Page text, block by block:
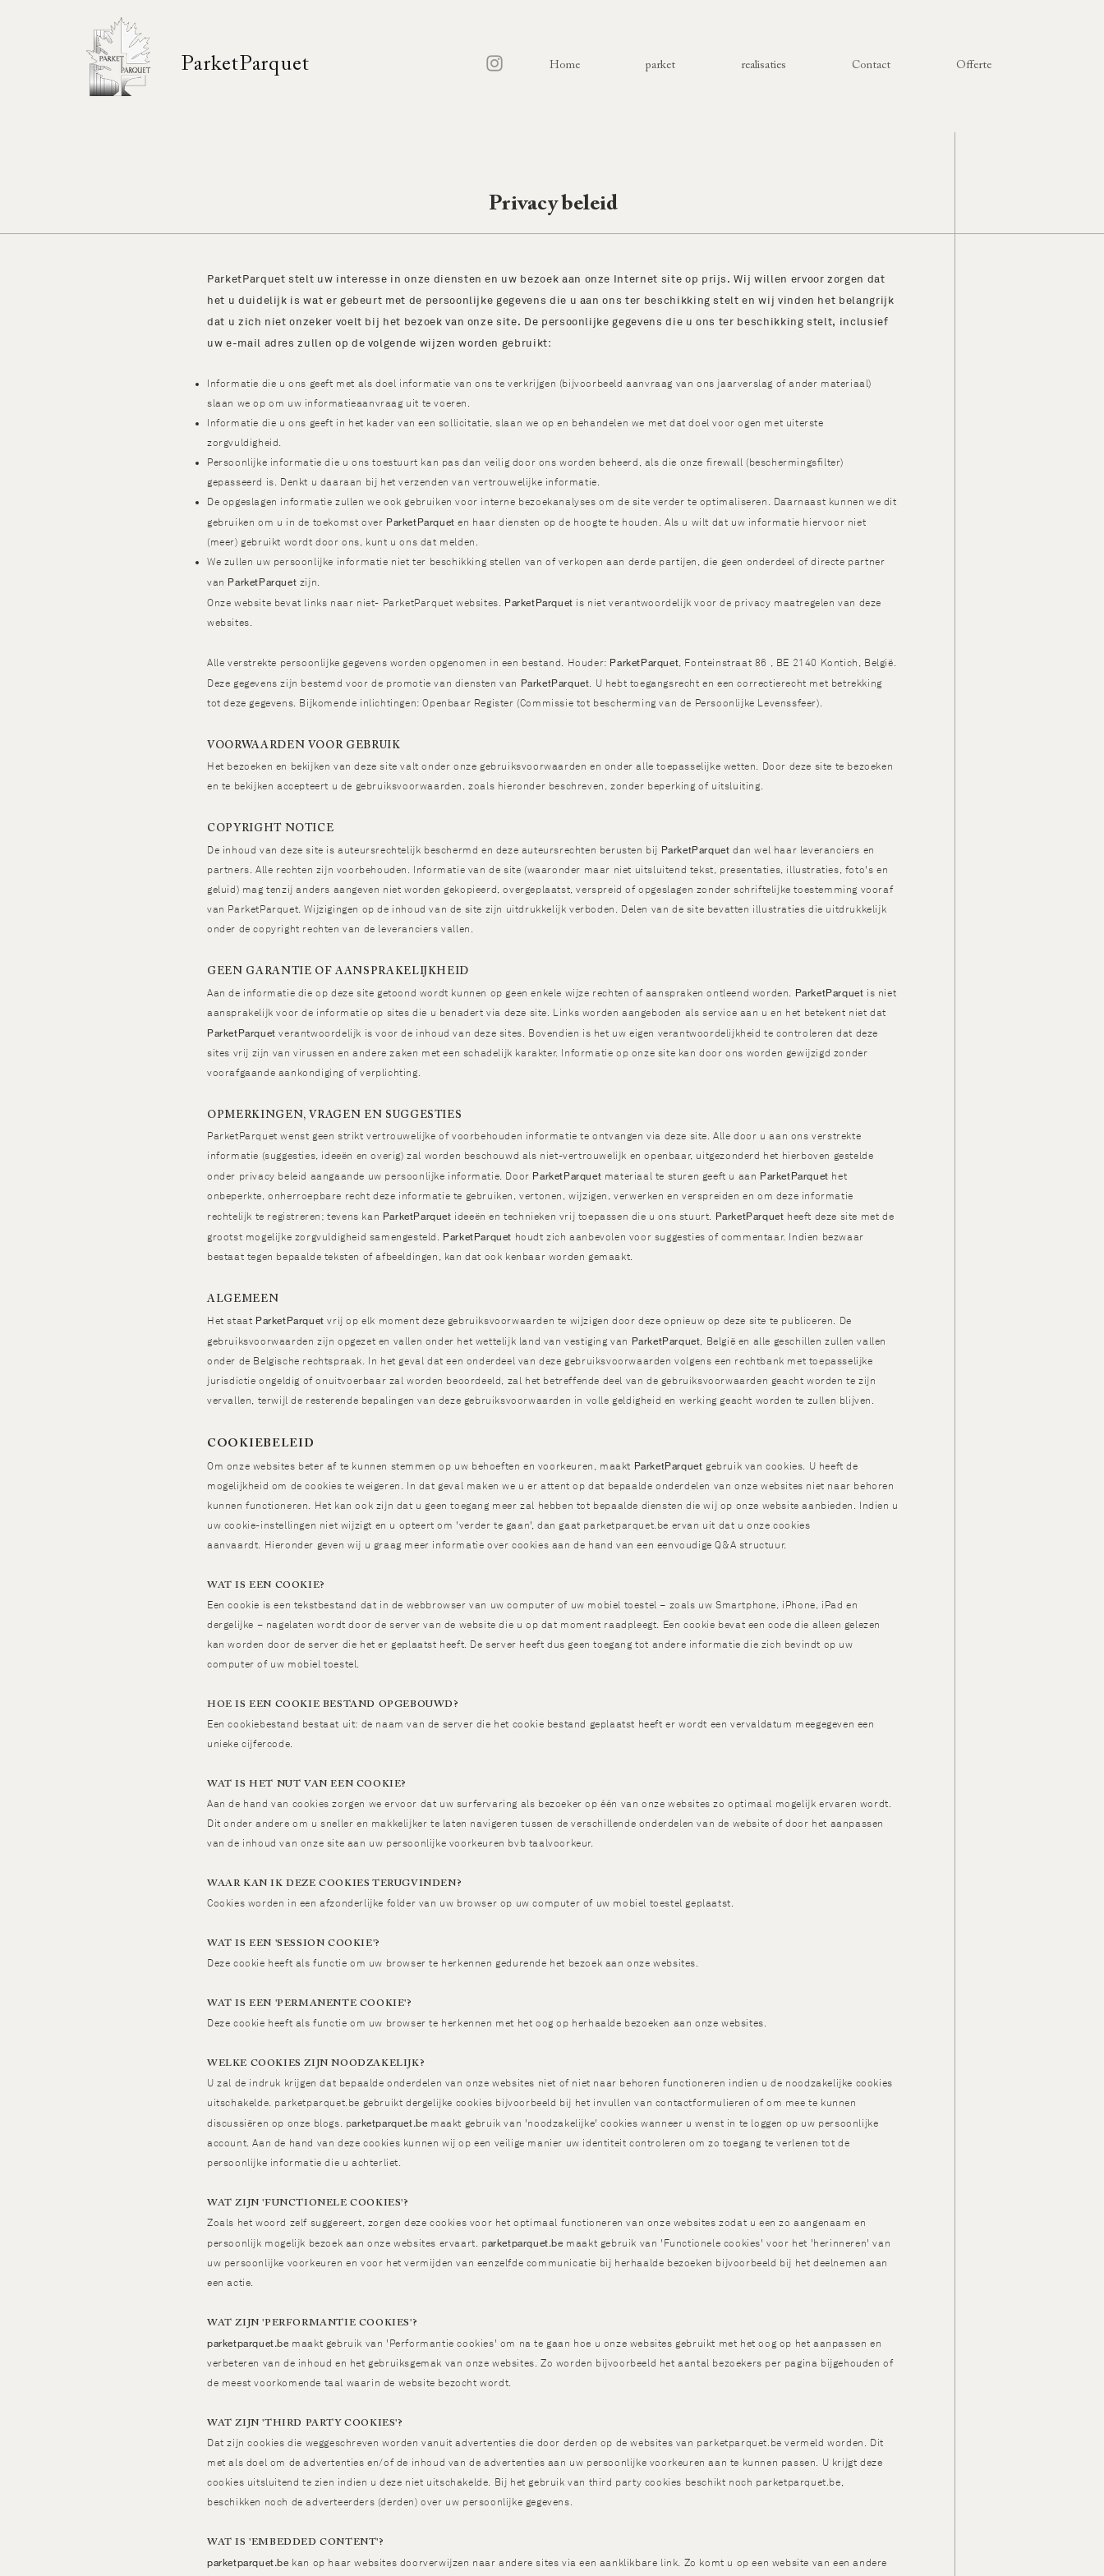
ParketParquet Home parket realisaties Contact Offerte
Privacy beleid
ParketParquet stelt uw interesse in onze diensten en uw bezoek aan onze Internet site op prijs. Wij willen ervoor zorgen dat
het u duidelijk is wat er gebeurt met de persoonlijke gegevens die u aan ons ter beschikking stelt en wij vinden het belangrijk
dat u zich niet onzeker voelt bij het bezoek van onze site. De persoonlijke gegevens die u ons ter beschikking stelt, inclusief
uw e-mail adres zullen op de volgende wijzen worden gebruikt:
Informatie die u ons geeft met als doel informatie van ons te verkrijgen (bijvoorbeeld aanvraag van ons jaarverslag of ander materiaal)
slaan we op om uw informatieaanvraag uit te voeren.
Informatie die u ons geeft in het kader van een sollicitatie, slaan we op en behandelen we met dat doel voor ogen met uiterste
zorgvuldigheid.
Persoonlijke informatie die u ons toestuurt kan pas dan veilig door ons worden beheerd, als die onze firewall (beschermingsfilter)
gepasseerd is. Denkt u daaraan bij het verzenden van vertrouwelijke informatie.
De opgeslagen informatie zullen we ook gebruiken voor interne bezoekanalyses om de site verder te optimaliseren. Daarnaast kunnen we dit
gebruiken om u in de toekomst over ParketParquet en haar diensten op de hoogte te houden. Als u wilt dat uw informatie hiervoor niet
(meer) gebruikt wordt door ons, kunt u ons dat melden.
We zullen uw persoonlijke informatie niet ter beschikking stellen van of verkopen aan derde partijen, die geen onderdeel of directe partner
van ParketParquet zijn.
Onze website bevat links naar niet- ParketParquet websites. ParketParquet is niet verantwoordelijk voor de privacy maatregelen van deze
websites.
Alle verstrekte persoonlijke gegevens worden opgenomen in een bestand. Houder: ParketParquet, Fonteinstraat 86 , BE 2140 Kontich, België.
Deze gegevens zijn bestemd voor de promotie van diensten van ParketParquet. U hebt toegangsrecht en een correctierecht met betrekking
tot deze gegevens. Bijkomende inlichtingen: Openbaar Register (Commissie tot bescherming van de Persoonlijke Levenssfeer).
VOORWAARDEN VOOR GEBRUIK
Het bezoeken en bekijken van deze site valt onder onze gebruiksvoorwaarden en onder alle toepasselijke wetten. Door deze site te bezoeken
en te bekijken accepteert u de gebruiksvoorwaarden, zoals hieronder beschreven, zonder beperking of uitsluiting.
COPYRIGHT NOTICE
De inhoud van deze site is auteursrechtelijk beschermd en deze auteursrechten berusten bij ParketParquetdan wel haar leveranciers en
partners. Alle rechten zijn voorbehouden. Informatie van de site (waaronder maar niet uitsluitend tekst, presentaties, illustraties, foto's en
geluid) mag tenzij anders aangeven niet worden gekopieerd, overgeplaatst, verspreid of opgeslagen zonder schriftelijke toestemming vooraf
van ParketParquet. Wijzigingen op de inhoud van de site zijn uitdrukkelijk verboden. Delen van de site bevatten illustraties die uitdrukkelijk
onder de copyright rechten van de leveranciers vallen.
GEEN GARANTIE OF AANSPRAKELIJKHEID
Aan de informatie die op deze site getoond wordt kunnen op geen enkele wijze rechten of aanspraken ontleend worden. ParketParquet is niet
aansprakelijk voor de informatie op sites die u benadert via deze site. Links worden aangeboden als service aan u en het betekent niet dat
ParketParquet verantwoordelijk is voor de inhoud van deze sites. Bovendien is het uw eigen verantwoordelijkheid te controleren dat deze
sites vrij zijn van virussen en andere zaken met een schadelijk karakter. Informatie op onze site kan door ons worden gewijzigd zonder
voorafgaande aankondiging of verplichting.
OPMERKINGEN, VRAGEN EN SUGGESTIES
ParketParquet wenst geen strikt vertrouwelijke of voorbehouden informatie te ontvangen via deze site. Alle door u aan ons verstrekte
informatie (suggesties, ideeën en overig) zal worden beschouwd als niet-vertrouwelijk en openbaar, uitgezonderd het hierboven gestelde
onder privacy beleid aangaande uw persoonlijke informatie. Door ParketParquet materiaal te sturen geeft u aan ParketParquet het
onbeperkte, onherroepbare recht deze informatie te gebruiken, vertonen, wijzigen, verwerken en verspreiden en om deze informatie
rechtelijk te registreren; tevens kan ParketParquet ideeën en technieken vrij toepassen die u ons stuurt. ParketParquet heeft deze site met de
grootst mogelijke zorgvuldigheid samengesteld. ParketParquet houdt zich aanbevolen voor suggesties of commentaar. Indien bezwaar
bestaat tegen bepaalde teksten of afbeeldingen, kan dat ook kenbaar worden gemaakt.
ALGEMEEN
Het staat ParketParquet vrij op elk moment deze gebruiksvoorwaarden te wijzigen door deze opnieuw op deze site te publiceren. De
gebruiksvoorwaarden zijn opgezet en vallen onder het wettelijk land van vestiging van ParketParquet, België en alle geschillen zullen vallen
onder de Belgische rechtspraak. In het geval dat een onderdeel van deze gebruiksvoorwaarden volgens een rechtbank met toepasselijke
jurisdictie ongeldig of onuitvoerbaar zal worden beoordeeld, zal het betreffende deel van de gebruiksvoorwaarden geacht worden te zijn
vervallen, terwijl de resterende bepalingen van deze gebruiksvoorwaarden in volle geldigheid en werking geacht worden te zullen blijven.
COOKIEBELEID
Om onze websites beter af te kunnen stemmen op uw behoeften en voorkeuren, maakt ParketParquet gebruik van cookies. U heeft de
mogelijkheid om de cookies te weigeren. In dat geval maken we u er attent op dat bepaalde onderdelen van onze websites niet naar behoren
kunnen functioneren. Het kan ook zijn dat u geen toegang meer zal hebben tot bepaalde diensten die wij op onze website aanbieden. Indien u
uw cookie-instellingen niet wijzigt en u opteert om 'verder te gaan', dan gaat parketparquet.be ervan uit dat u onze cookies
aanvaardt. Hieronder geven wij u graag meer informatie over cookies aan de hand van een eenvoudige Q&A structuur.
WAT IS EEN COOKIE?
Een cookie is een tekstbestand dat in de webbrowser van uw computer of uw mobiel toestel – zoals uw Smartphone, iPhone, iPad en
dergelijke – nagelaten wordt door de server van de website die u op dat moment raadpleegt. Een cookie bevat een code die alleen gelezen
kan worden door de server die het er geplaatst heeft. De server heeft dus geen toegang tot andere informatie die zich bevindt op uw
computer of uw mobiel toestel.
HOE IS EEN COOKIE BESTAND OPGEBOUWD?
Een cookiebestand bestaat uit: de naam van de server die het cookie bestand geplaatst heeft er wordt een vervaldatum meegegeven een
unieke cijfercode.
WAT IS HET NUT VAN EEN COOKIE?
Aan de hand van cookies zorgen we ervoor dat uw surfervaring als bezoeker op één van onze websites zo optimaal mogelijk ervaren wordt.
Dit onder andere om u sneller en makkelijker te laten navigeren tussen de verschillende onderdelen van de website of door het aanpassen
van de inhoud van onze site aan uw persoonlijke voorkeuren bvb taalvoorkeur.
WAAR KAN IK DEZE COOKIES TERUGVINDEN?
Cookies worden in een afzonderlijke folder van uw browser op uw computer of uw mobiel toestel geplaatst.
WAT IS EEN 'SESSION COOKIE'?
Deze cookie heeft als functie om uw browser te herkennen gedurende het bezoek aan onze websites.
WAT IS EEN 'PERMANENTE COOKIE'?
Deze cookie heeft als functie om uw browser te herkennen met het oog op herhaalde bezoeken aan onze websites.
WELKE COOKIES ZIJN NOODZAKELIJK?
U zal de indruk krijgen dat bepaalde onderdelen van onze websites niet of niet naar behoren functioneren indien u de noodzakelijke cookies
uitschakelde. parketparquet.be gebruikt dergelijke cookies bijvoorbeeld bij het invullen van contactformulieren of om mee te kunnen
discussiëren op onze blogs. parketparquet.be maakt gebruik van 'noodzakelijke' cookies wanneer u wenst in te loggen op uw persoonlijke
account. Aan de hand van deze cookies kunnen wij op een veilige manier uw identiteit controleren om zo toegang te verlenen tot de
persoonlijke informatie die u achterliet.
WAT ZIJN 'FUNCTIONELE COOKIES'?
Zoals het woord zelf suggereert, zorgen deze cookies voor het optimaal functioneren van onze websites zodat u een zo aangenaam en
persoonlijk mogelijk bezoek aan onze websites ervaart. parketparquet.be maakt gebruik van 'Functionele cookies' voor het 'herinneren' van
uw persoonlijke voorkeuren en voor het vermijden van eenzelfde communicatie bij herhaalde bezoeken bijvoorbeeld bij het deelnemen aan
een actie.
WAT ZIJN 'PERFORMANTIE COOKIES'?
parketparquet.be maakt gebruik van 'Performantie cookies' om na te gaan hoe u onze websites gebruikt met het oog op het aanpassen en
verbeteren van de inhoud en het gebruiksgemak van onze websites. Zo worden bijvoorbeeld het aantal bezoekers per pagina bijgehouden of
de meest voorkomende taal waarin de website bezocht wordt.
WAT ZIJN 'THIRD PARTY COOKIES'?
Dat zijn cookies die weggeschreven worden vanuit advertenties die door derden op de websites van parketparquet.be vermeld worden. Dit
met als doel om de advertenties en/of de inhoud van de advertenties aan uw persoonlijke voorkeuren aan te kunnen passen. U krijgt deze
cookies uitsluitend te zien indien u deze niet uitschakelde. Bij het gebruik van third party cookies beschikt noch parketparquet.be,
beschikken noch de adverteerders (derden) over uw persoonlijke gegevens.
WAT IS 'EMBEDDED CONTENT'?
parketparquet.be kan op haar websites doorverwijzen naar andere sites via een aanklikbare link. Zo komt u op een website van een andere